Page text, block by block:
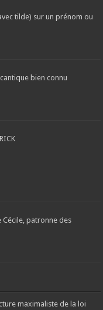
tilde) sur un prénom ou
bien connu
Cécile, patronne des
maximaliste de la loi